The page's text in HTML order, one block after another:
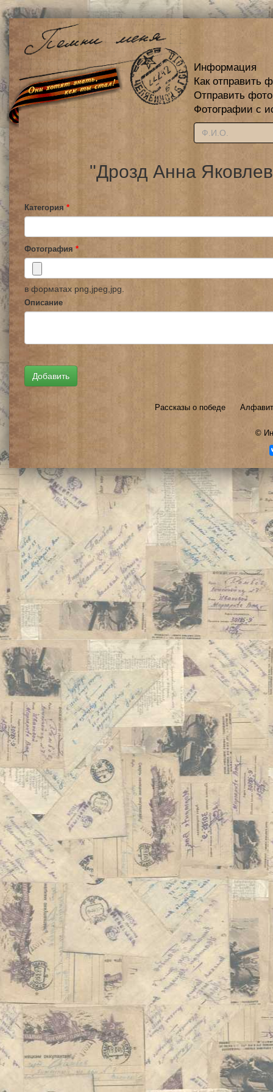
Информация
Как отправить
Отправить
Фотографии с
"Дрозд Анна
Категория *
Фотография *
в форматах png,jpeg,jpg.
Описание
Рассказы о победе
©